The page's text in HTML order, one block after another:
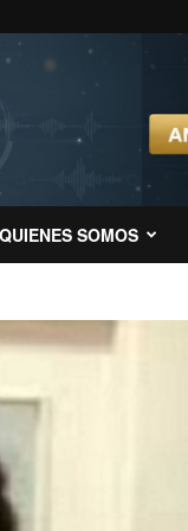
QUIENES SOMOS